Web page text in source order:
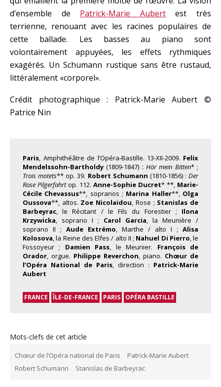
d’ensemble de Patrick-Marie Aubertest très
terrienne, renouant avec les racines populaires de
cette ballade. Les basses au piano sont
volontairement appuyées, les effets rythmiques
exagérés. Un Schumann rustique sans être rustaud,
littéralement «corporel».
Crédit photographique : Patrick-Marie Aubert ©
Patrice Nin
Paris, Amphithéâtre de l’Opéra-Bastille. 13-XII-2009. Felix
Mendelssohn-Bartholdy (1809-1847) : Hör mein Bitten* ;
Trois motets** op. 39. Robert Schumann (1810-1856) : Der
Rose Pilgerfahrtop. 112. Anne-Sophie Ducret* **, Marie-
Cécile Chevassus**, sopranos ; Marina Haller**, Olga
Oussova**, altos. Zoe Nicolaidou, Rose ; Stanislas de
Barbeyrac, le Récitant / le Fils du Forestier ; Ilona
Krzywicka, soprano I ; Carol Garcia, la Meunière /
soprano II ; Aude Extrémo, Marthe / alto I ; Alisa
Kolosova, la Reine des Elfes / alto II ; Nahuel Di Pierro, le
Fossoyeur ; Damien Pass, le Meunier. François de
Orador, orgue. Philippe Reverchon, piano. Chœur de
l’Opéra National de Paris, direction : Patrick-Marie
Aubert
FRANCE ÎLE-DE-FRANCE PARIS OPÉRA BASTILLE
Mots-clefs de cet article
Chœur de l’Opéra national de Paris
Patrick-Marie Aubert
Robert Schumann
Stanislas de Barbeyrac